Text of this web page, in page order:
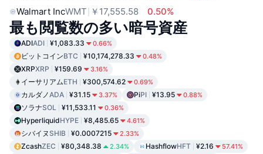
Walmart IncWMT ￥17,555.58 0.50%
最も閲覧数の多い暗号資産
ADIADI ¥1,083.33 0.66%
ビットコインBTC ¥10,174,278.33 0.48%
XRPXRP ¥159.69 3.16%
イーサリアムETH ¥300,574.62 0.69%
カルダノADA ¥31.15 3.37% PiPI ¥13.95 0.88%
ソラナSOL ¥11,533.11 0.36%
HyperliquidHYPE ¥8,485.65 4.61%
シバイヌ SHIB ¥0.0007215 2.33%
ZcashZEC ¥80,348.38 2.34% HashflowHFT ¥2.16 57.41%